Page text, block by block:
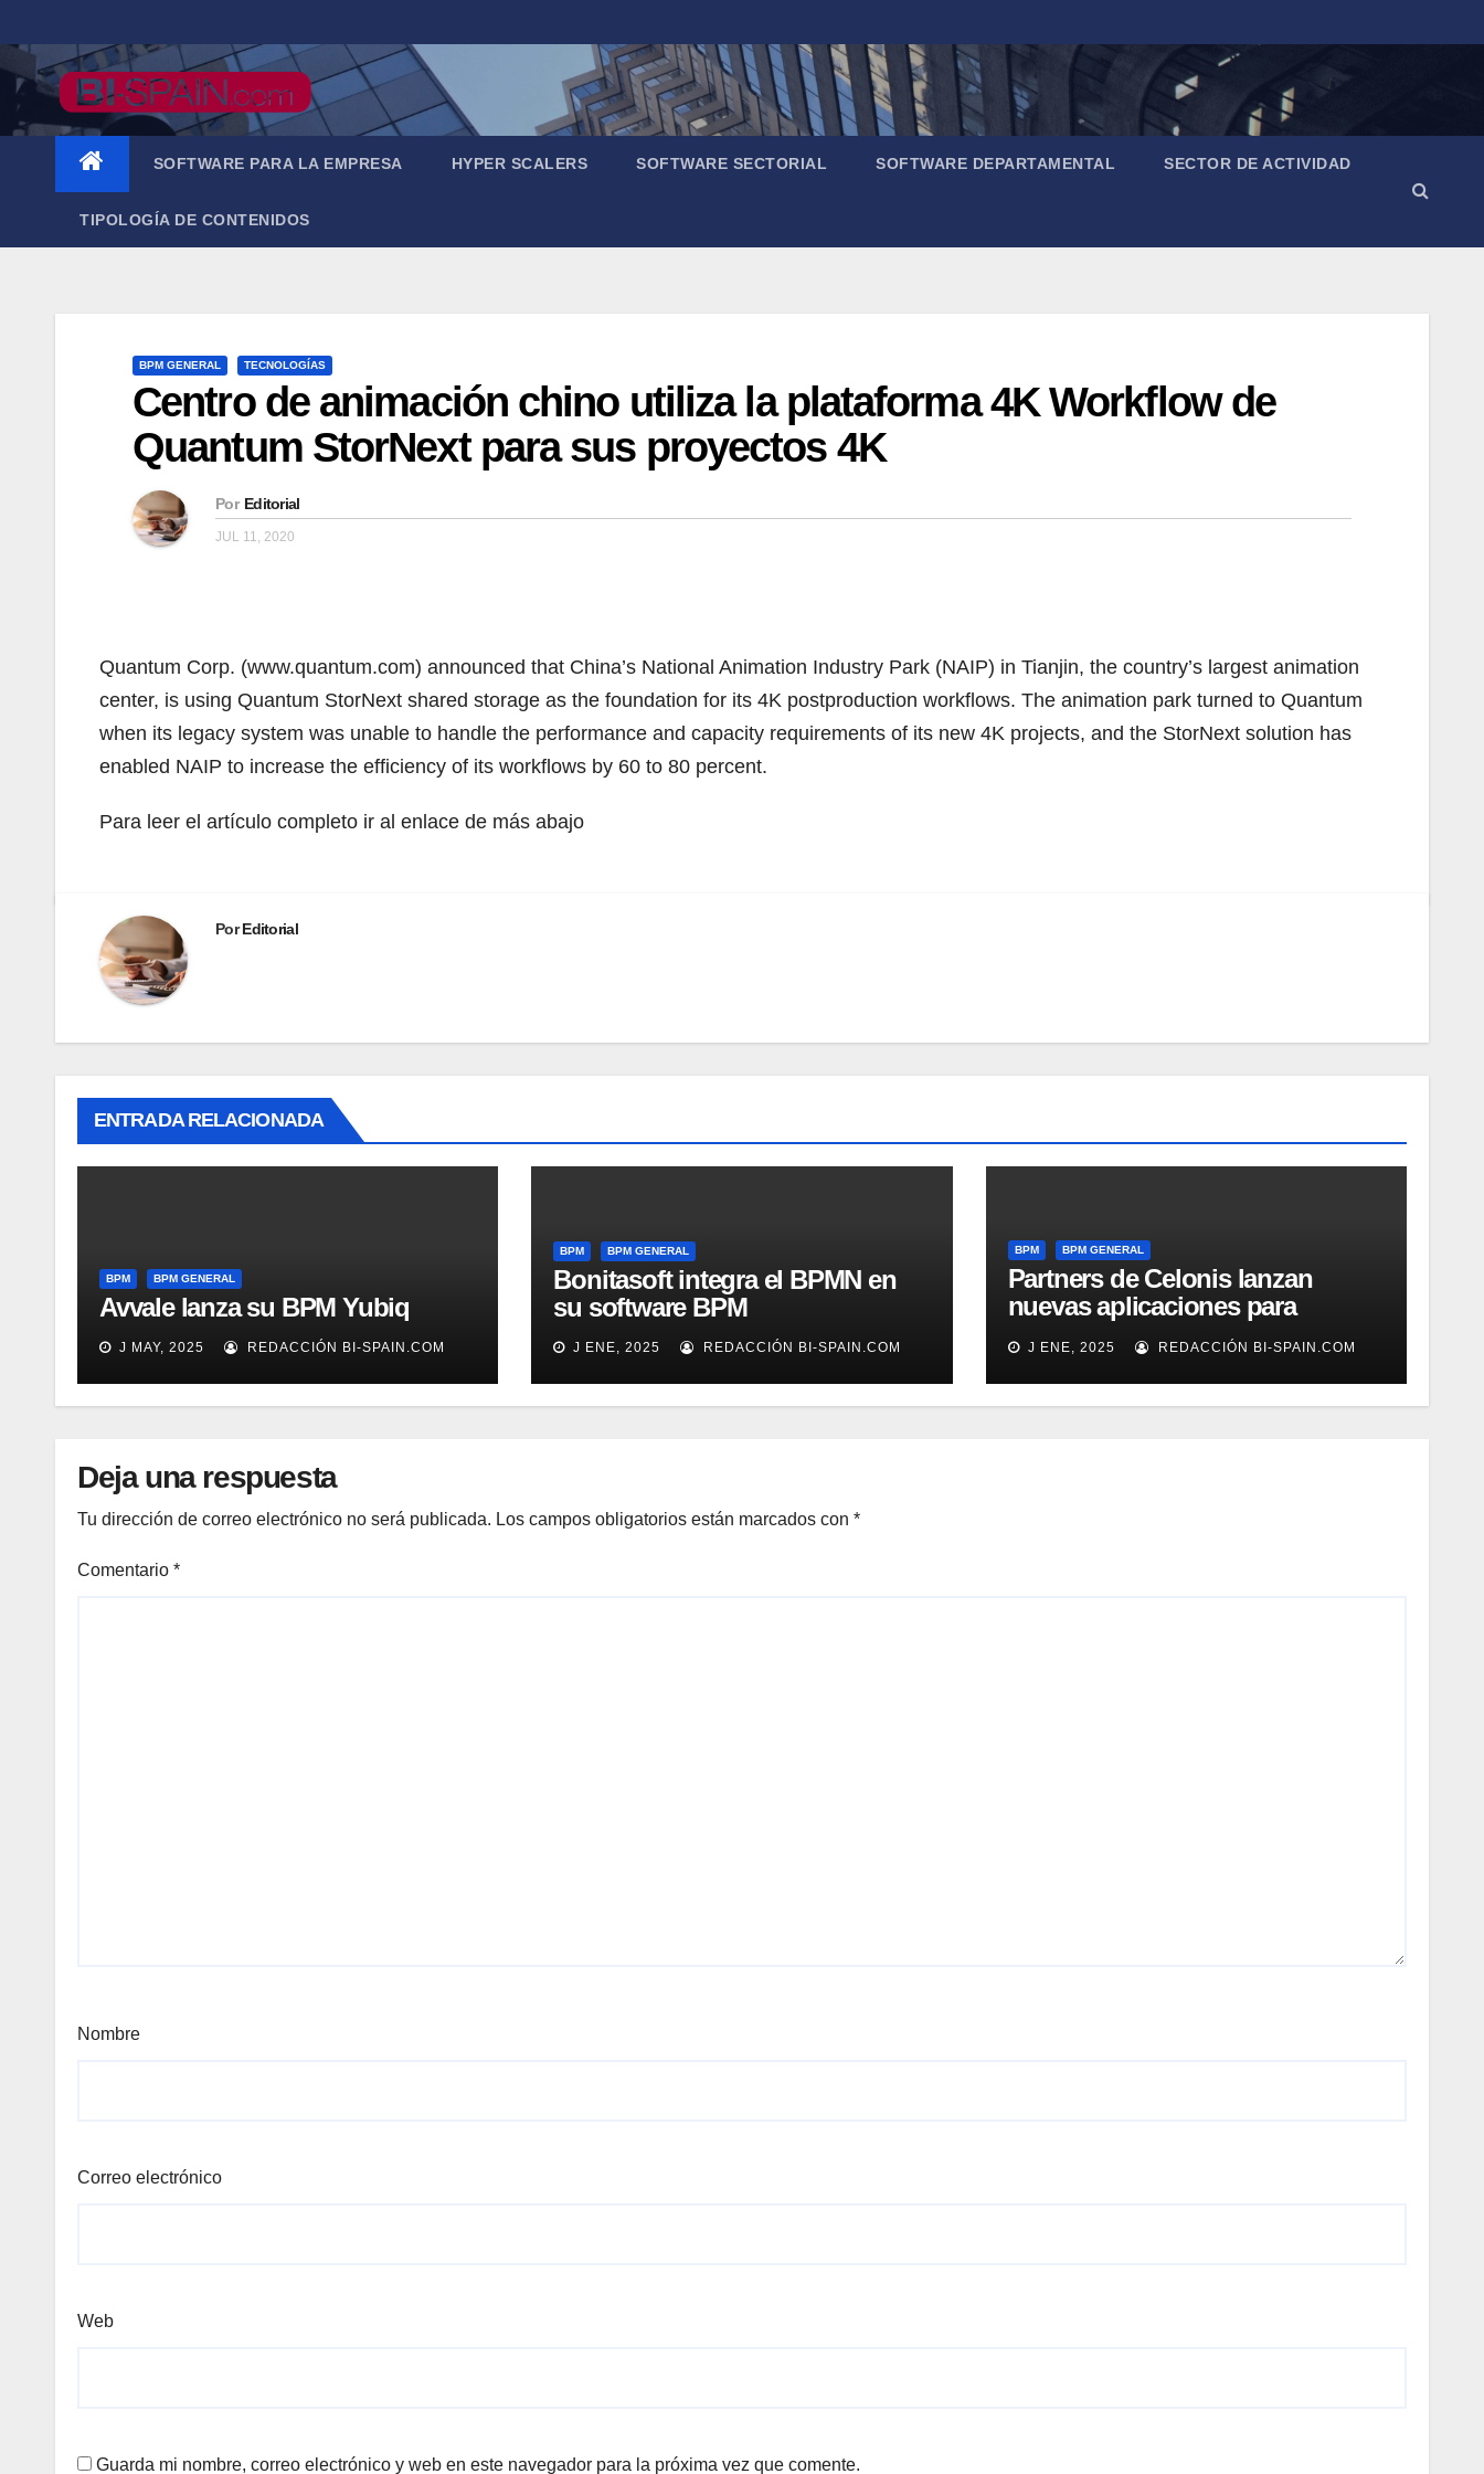
al
contenido
SOFTWARE PARA LA EMPRESA HYPER SCALERS SOFTWARE SECTORIAL SOFTWARE DEPARTAMENTAL SECTOR DE ACTIVIDAD
TIPOLOGÍA DE CONTENIDOS
BPM GENERAL TECNOLOGÍAS
Centro de animación chino utiliza la plataforma 4K Workflow de
Quantum StorNext para sus proyectos 4K
Por Editorial
JUL 11, 2020
Quantum Corp. (www.quantum.com) announced that China’s National Animation Industry Park (NAIP) in Tianjin, the country’s largest animation
center, is using Quantum StorNext shared storage as the foundation for its 4K postproduction workflows. The animation park turned to Quantum
when its legacy system was unable to handle the performance and capacity requirements of its new 4K projects, and the StorNext solution has
enabled NAIP to increase the efficiency of its workflows by 60 to 80 percent.
Para leer el artículo completo ir al enlace de más abajo
PorEditorial
ENTRADA RELACIONADA
BPM BPM GENERAL
Avvale lanza su BPM Yubiq
J MAY, 2025 REDACCIÓN BI-SPAIN.COM
BPM BPM GENERAL
Bonitasoft integra el BPMN en
su software BPM
J ENE, 2025 REDACCIÓN BI-SPAIN.COM
BPM BPM GENERAL
Partners de Celonis lanzan
nuevas aplicaciones para
automarizar migración a SAP o
Gestión de Reclamaciones en
Seguros
J ENE, 2025 REDACCIÓN BI-SPAIN.COM
Deja una respuesta
Tu dirección de correo electrónico no será publicada. Los campos obligatorios están marcados con *
Comentario *
Nombre
Correo electrónico
Web
Guarda mi nombre, correo electrónico y web en este navegador para la próxima vez que comente.